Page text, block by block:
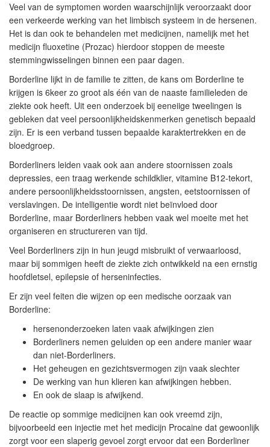
Veel van de symptomen worden waarschijnlijk veroorzaakt door
een verkeerde werking van het limbisch systeem in de hersenen.
Het is dan ook te behandelen met medicijnen, namelijk met het
medicijn fluoxetine (Prozac) hierdoor stoppen de meeste
stemmingwisselingen binnen een paar dagen.
Borderline lijkt in de familie te zitten, de kans om Borderline te
krijgen is 6keer zo groot als één van de naaste familieleden de
ziekte ook heeft. Uit een onderzoek bij eeneiige tweelingen is
gebleken dat veel persoonlijkheidskenmerken genetisch bepaald
zijn. Er is een verband tussen bepaalde karaktertrekken en de
bloedgroep.
Borderliners leiden vaak ook aan andere stoornissen zoals
depressies, een traag werkende schildklier, vitamine B12-tekort,
andere persoonlijkheidsstoornissen, angsten, eetstoornissen of
verslavingen. De intelligentie wordt niet beïnvloed door
Borderline, maar Borderliners hebben vaak wel moeite met het
organiseren en structureren van tijd.
Veel Borderliners zijn in hun jeugd misbruikt of verwaarloosd,
maar bij sommigen heeft de ziekte zich ontwikkeld na een ernstig
hoofdletsel, epilepsie of herseninfecties.
Er zijn veel feiten die wijzen op een medische oorzaak van
Borderline:
hersenonderzoeken laten vaak afwijkingen zien
Borderliners nemen geluiden op een andere manier waar
dan niet-Borderliners.
Het geheugen en gezichtsvermogen zijn vaak slechter
De werking van hun klieren kan afwijkingen hebben.
En ook de slaap is afwijkend.
De reactie op sommige medicijnen kan ook vreemd zijn,
bijvoorbeeld een injectie met het medicijn Procaine dat gewoonlijk
zorgt voor een slaperig gevoel zorgt ervoor dat een Borderliner